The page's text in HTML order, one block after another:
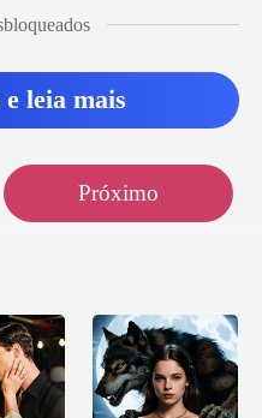
leia mais
Próximo